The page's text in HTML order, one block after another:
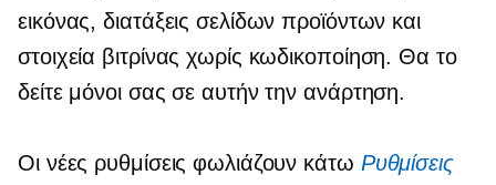
εικόνας, διατάξεις σελίδων προϊόντων και
στοιχεία βιτρίνας χωρίς κωδικοποίηση. Θα το
δείτε μόνοι σας σε αυτήν την ανάρτηση.
Οι νέες ρυθμίσεις φωλιάζουν κάτω Ρυθμίσεις